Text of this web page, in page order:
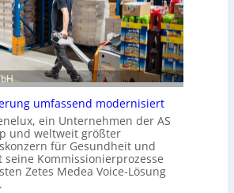
F
a
h
e
-
U
n
i
k
a
t
f
ü
r
S
umfassend modernisiert
ein Unternehmen der AS
und weltweit größter
für Gesundheit und
seine Kommissionierprozesse
Zetes Medea Voice-Lösung